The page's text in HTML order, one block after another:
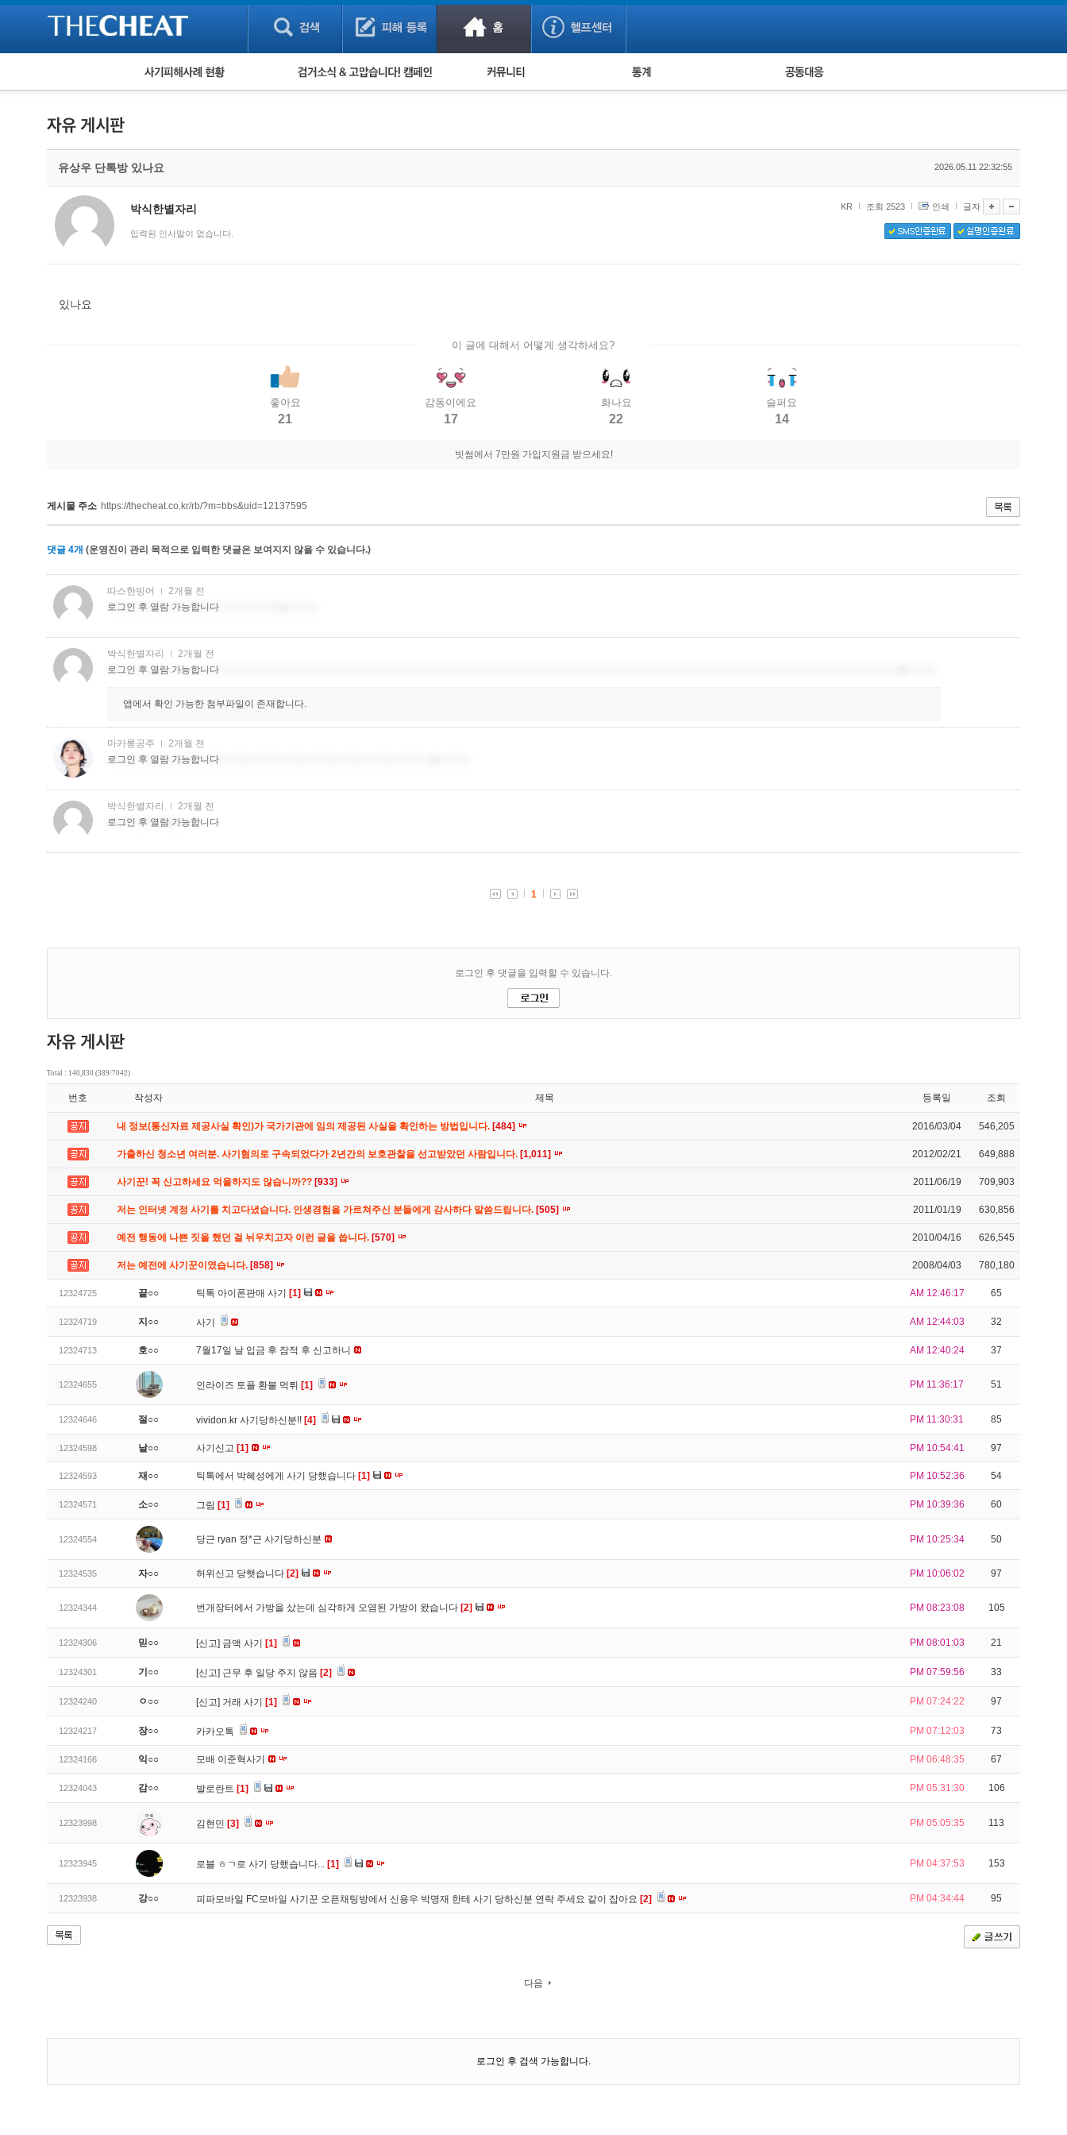
피해사례 현황
보이스피싱 피해사례
유해사이트 목록
비공개 피해사례
검거 소식 사기 예방했어요! 누적 피해사례 통계 피해자 공동대응
유상우 단톡방 있나요 2026.05.11 22:32:55
박식한별자리
입력된 인사말이 없습니다.
KR 조회 2523 인쇄 글자
있나요
이 글에 대해서 어떻게 생각하세요?
좋아요
21
감동이에요
17
화나요
22
슬퍼요
14
빗썸에서 7만원 가입지원금 받으세요!
게시물 주소 https://thecheat.co.kr/rb/?m=bbs&uid=12137595
댓글 4개 (운영진이 관리 목적으로 입력한 댓글은 보여지지 않을 수 있습니다.)
Total : 140,830 (389/7042)
번호 작성자 제목 등록일 조회
내 정보(통신자료 제공사실 확인)가 국가기관에 임의 제공된 사실을 확인하는 방법입니다. [484] 2016/03/04 546,205
가출하신 청소년 여러분. 사기혐의로 구속되었다가 2년간의 보호관찰을 선고받았던 사람입니다. [1,011] 2012/02/21 649,888
사기꾼! 꼭 신고하세요 억울하지도 않습니까?? [933] 2011/06/19 709,903
저는 인터넷 계정 사기를 치고다녔습니다. 인생경험을 가르쳐주신 분들에게 감사하다 말씀드립니다. [505] 2011/01/19 630,856
예전 행동에 나쁜 짓을 했던 걸 뉘우치고자 이런 글을 씁니다. [570] 2010/04/16 626,545
저는 예전에 사기꾼이였습니다. [858] 2008/04/03 780,180
12324725 끝○○ 틱톡 아이폰판매 사기 [1] AM 12:46:17 65
12324719 지○○ 사기 AM 12:44:03 32
12324713 호○○ 7월17일 날 입금 후 잠적 후 신고하니 AM 12:40:24 37
12324655 인라이즈 토플 환불 먹튀 [1] PM 11:36:17 51
12324646 절○○ vividon.kr 사기당하신분!! [4] PM 11:30:31 85
12324598 날○○ 사기신고 [1] PM 10:54:41 97
12324593 재○○ 틱톡에서 박혜성에게 사기 당했습니다 [1] PM 10:52:36 54
12324571 소○○ 그림 [1] PM 10:39:36 60
12324554 당근 ryan 정*근 사기당하신분 PM 10:25:34 50
12324535 자○○ 허위신고 당햇습니다 [2] PM 10:06:02 97
12324344 번개장터에서 가방을 샀는데 심각하게 오염된 가방이 왔습니다 [2] PM 08:23:08 105
12324306 믿○○ [신고] 금액 사기 [1] PM 08:01:03 21
12324301 기○○ [신고] 근무 후 일당 주지 않음 [2] PM 07:59:56 33
12324240 ㅇ○○ [신고] 거래 사기 [1] PM 07:24:22 97
12324217 장○○ 카카오톡 PM 07:12:03 73
12324166 익○○ 모배 이준혁사기 PM 06:48:35 67
12324043 감○○ 발로란트 [1] PM 05:31:30 106
12323998 김현민 [3] PM 05:05:35 113
12323945 로블 ㅎㄱ로 사기 당했습니다... [1] PM 04:37:53 153
12323938 강○○ 피파모바일 FC모바일 사기꾼 오픈채팅방에서 신용우 박명재 한테 사기 당하신분 연락 주세요 같이 잡아요 [2] PM 04:34:44 95
다음
로그인 후 검색 가능합니다.